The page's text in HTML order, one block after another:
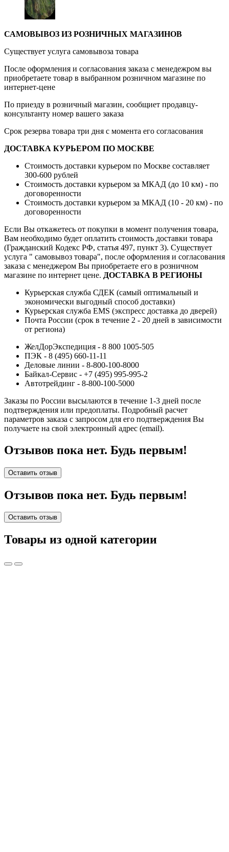
САМОВЫВОЗ ИЗ РОЗНИЧНЫХ МАГАЗИНОВ
Существует услуга самовывоза товара
После оформления и согласования заказа с менедежром вы
приобретаете товар в выбранном розничном магазине по
интернет-цене
По приезду в розничный магазин, сообщиет продавцу-
консультанту номер вашего заказа
Срок резерва товара три дня с момента его согласования
ДОСТАВКА КУРЬЕРОМ ПО МОСКВЕ
Стоимость доставки курьером по Москве составляет
300-600 рублей
Стоимость доставки курьером за МКАД (до 10 км) - по
договоренности
Стоимость доставки курьером за МКАД (10 - 20 км) - по
договоренности
Если Вы откажетесь от покупки в момент получения товара,
Вам необходимо будет оплатить стоимость доставки товара
(Гражданский Кодекс РФ, статья 497, пункт 3). Существует
услуга " самовывоз товара", после оформления и согласования
заказа с менеджером Вы приобретаете его в розничном
магазине по интернет цене. ДОСТАВКА В РЕГИОНЫ
Курьерская служба СДЕК (самый оптимальный и
экономически выгодный способ доставки)
Курьерская служба EMS (экспресс доставка до дверей)
Почта России (срок в течение 2 - 20 дней в зависимости
от региона)
ЖелДорЭкспедиция - 8 800 1005-505
ПЭК - 8 (495) 660-11-11
Деловые линии - 8-800-100-8000
Байкал-Сервис - +7 (495) 995-995-2
Автотрейдинг - 8-800-100-5000
Заказы по России высылаются в течение 1-3 дней после
подтверждения или предоплаты. Подробный расчет
параметров заказа с запросом для его подтверждения Вы
получаете на свой электронный адрес (email).
Отзывов пока нет. Будь первым!
Оставить отзыв
Отзывов пока нет. Будь первым!
Оставить отзыв
Товары из одной категории